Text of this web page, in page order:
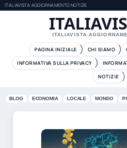
ITALIAVISTA AGGIORNAMENTO NOTIZIE
ITALIAVISTA
PAGINA INIZIALE CHI SIAMO
INFORMATIVA SULLA PRIVACY
NOTIZIE
BLOG ECONOMIA LOCALE MONDO